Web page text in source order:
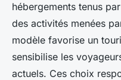
hébergements tenus
des activités menées
modèle favorise un
sensibilise les
actuels. Ces choix